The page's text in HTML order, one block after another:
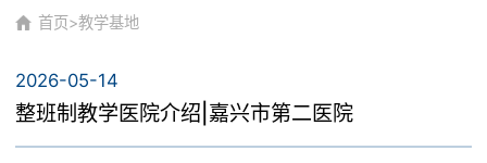
学院简介
教育教学
首页>教学基地
2026-05-14
整班制教学医院介绍|嘉兴市第二医院